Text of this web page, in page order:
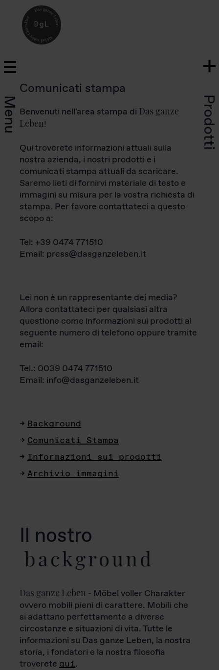
Menu Prodotti
Comunicati stampa
Benvenuti nell'area stampa di Das ganze
Leben!
Qui troverete informazioni attuali sulla
nostra azienda, i nostri prodotti e i
comunicati stampa attuali da scaricare.
Saremo lieti di fornirvi materiale di testo e
immagini su misura per la vostra richiesta di
stampa. Per favore contattateci a questo
scopo a:
Tel: +39 0474 771510
Email: press@dasganzeleben.it
Lei non è un rappresentante dei media?
Allora contattateci per qualsiasi altra
questione come informazioni sui prodotti al
seguente numero di telefono oppure tramite
email:
Tel.: 0039 0474 771510
Email: info@dasganzeleben.it
Background
Comunicati Stampa
Informazioni sui prodotti
Archivio immagini
Il nostro
background
Das ganze Leben - Möbel voller Charakter
ovvero mobili pieni di carattere. Mobili che
si adattano perfettamente a diverse
circostanze e situazioni di vita. Tutte le
informazioni su Das ganze Leben, la nostra
storia, i fondatori e la nostra filosofia
troverete qui.